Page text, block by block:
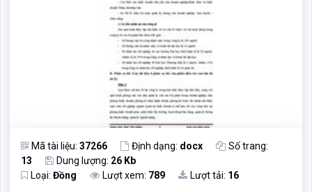
Mã tài liệu: 37266 Định dạng: docx
Số trang:
13
Dung lượng: 26 Kb
Loại: Đồng Lượt xem: 789 Lượt tải: 16